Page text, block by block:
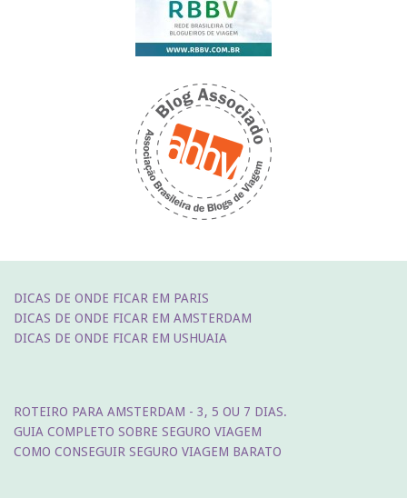
DICAS DE ONDE FICAR EM PARIS
DICAS DE ONDE FICAR EM AMSTERDAM
DICAS DE ONDE FICAR EM USHUAIA
ROTEIRO PARA AMSTERDAM - 3, 5 OU 7 DIAS.
GUIA COMPLETO SOBRE SEGURO VIAGEM
COMO CONSEGUIR SEGURO VIAGEM BARATO